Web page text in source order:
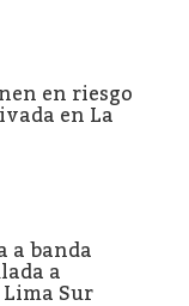
en riesgo
en La
a banda
a
Sur